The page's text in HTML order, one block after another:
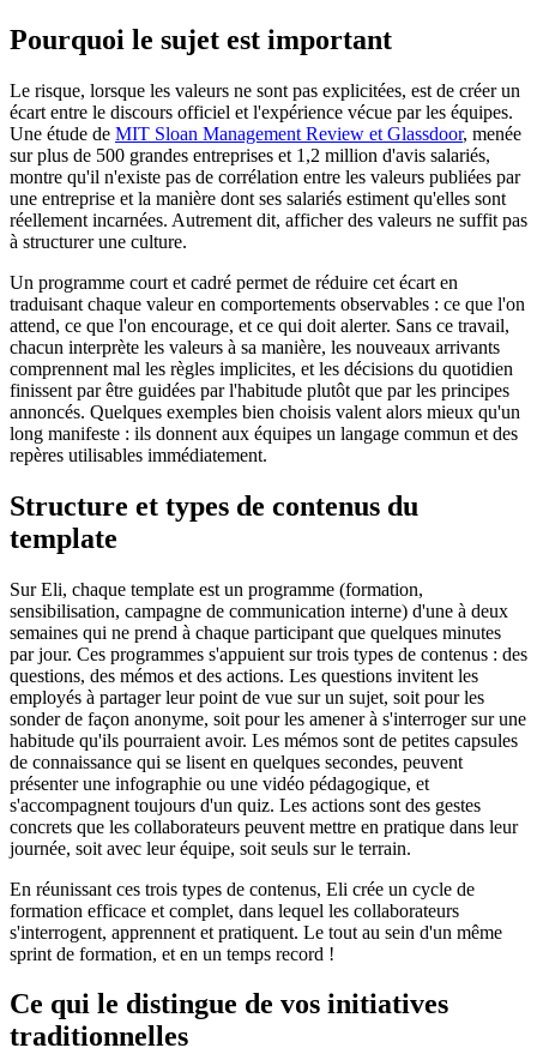
Pourquoi le sujet est important
Le risque, lorsque les valeurs ne sont pas explicitées, est de créer un
écart entre le discours officiel et l'expérience vécue par les équipes.
Une étude de MIT Sloan Management Review et Glassdoor, menée
sur plus de 500 grandes entreprises et 1,2 million d'avis salariés,
montre qu'il n'existe pas de corrélation entre les valeurs publiées par
une entreprise et la manière dont ses salariés estiment qu'elles sont
réellement incarnées. Autrement dit, afficher des valeurs ne suffit pas
à structurer une culture.
Un programme court et cadré permet de réduire cet écart en
traduisant chaque valeur en comportements observables : ce que l'on
attend, ce que l'on encourage, et ce qui doit alerter. Sans ce travail,
chacun interprète les valeurs à sa manière, les nouveaux arrivants
comprennent mal les règles implicites, et les décisions du quotidien
finissent par être guidées par l'habitude plutôt que par les principes
annoncés. Quelques exemples bien choisis valent alors mieux qu'un
long manifeste : ils donnent aux équipes un langage commun et des
repères utilisables immédiatement.
Structure et types de contenus du
template
Sur Eli, chaque template est un programme (formation,
sensibilisation, campagne de communication interne) d'une à deux
semaines qui ne prend à chaque participant que quelques minutes
par jour. Ces programmes s'appuient sur trois types de contenus : des
questions, des mémos et des actions. Les questions invitent les
employés à partager leur point de vue sur un sujet, soit pour les
sonder de façon anonyme, soit pour les amener à s'interroger sur une
habitude qu'ils pourraient avoir. Les mémos sont de petites capsules
de connaissance qui se lisent en quelques secondes, peuvent
présenter une infographie ou une vidéo pédagogique, et
s'accompagnent toujours d'un quiz. Les actions sont des gestes
concrets que les collaborateurs peuvent mettre en pratique dans leur
journée, soit avec leur équipe, soit seuls sur le terrain.
En réunissant ces trois types de contenus, Eli crée un cycle de
formation efficace et complet, dans lequel les collaborateurs
s'interrogent, apprennent et pratiquent. Le tout au sein d'un même
sprint de formation, et en un temps record !
Ce qui le distingue de vos initiatives
traditionnelles